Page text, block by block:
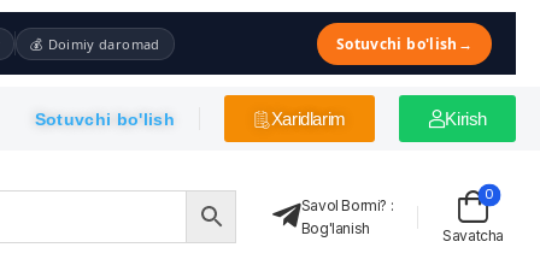
💰 Doimiy daromad Sotuvchi bo'lish →
Sotuvchi bo'lish Xaridlarim Kirish
Savol Bormi? :
Bog'lanish
Savatcha
0